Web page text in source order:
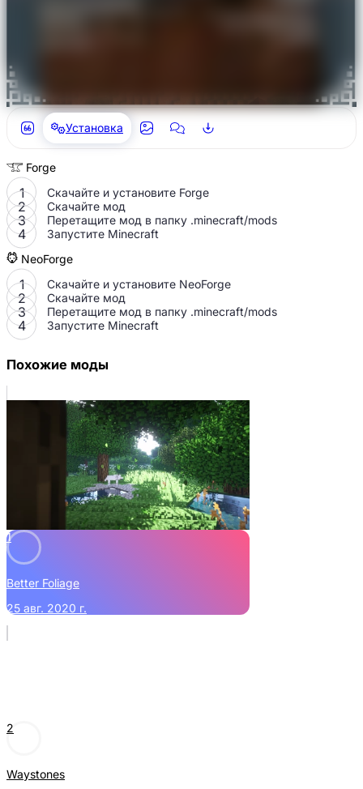
Установка
Forge
Скачайте и установите Forge
Скачайте мод
Перетащите мод в папку .minecraft/mods
Запустите Minecraft
NeoForge
Скачайте и установите NeoForge
Скачайте мод
Перетащите мод в папку .minecraft/mods
Запустите Minecraft
Похожие моды
1
Better Foliage
25 авг. 2020 г.
2
Waystones